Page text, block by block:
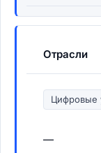
Отрасли
Цифровые
—